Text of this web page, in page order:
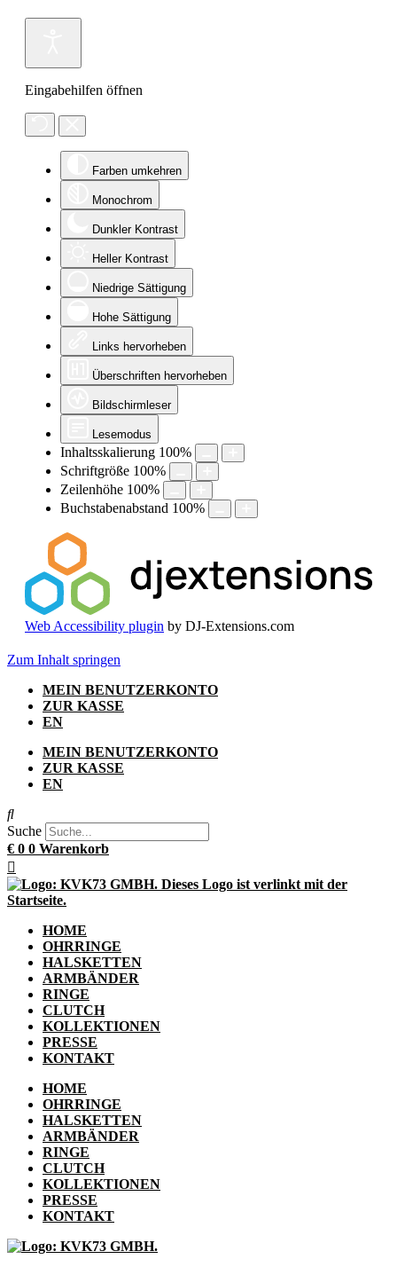
Eingabehilfen öffnen
Farben umkehren
Monochrom
Dunkler Kontrast
Heller Kontrast
Niedrige Sättigung
Hohe Sättigung
Links hervorheben
Überschriften hervorheben
Bildschirmleser
Lesemodus
Inhaltsskalierung 100%
Schriftgröße 100%
Zeilenhöhe 100%
Buchstabenabstand 100%
Web Accessibility plugin by DJ-Extensions.com
Zum Inhalt springen
MEIN BENUTZERKONTO
ZUR KASSE
EN
MEIN BENUTZERKONTO
ZUR KASSE
EN
Suche
€ 0 0 Warenkorb
HOME
OHRRINGE
HALSKETTEN
ARMBÄNDER
RINGE
CLUTCH
KOLLEKTIONEN
PRESSE
KONTAKT
HOME
OHRRINGE
HALSKETTEN
ARMBÄNDER
RINGE
CLUTCH
KOLLEKTIONEN
PRESSE
KONTAKT